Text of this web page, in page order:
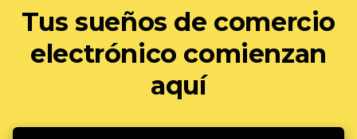
Tus sueños de comercio
electrónico comienzan
aquí